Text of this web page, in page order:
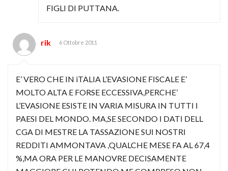
FIGLI DI PUTTANA.
rik 6 Ottobre 2011
E’ VERO CHE IN iTALIA L’EVASIONE FISCALE E’
MOLTO ALTA E FORSE ECCESSIVA,PERCHE’
L’EVASIONE ESISTE IN VARIA MISURA IN TUTTI I
PAESI DEL MONDO. MA,SE SECONDO I DATI DELL
CGA DI MESTRE LA TASSAZIONE SUI NOSTRI
REDDITI AMMONTAVA ,QUALCHE MESE FA AL 67,4
%,MA ORA PER LE MANOVRE DECISAMENTE